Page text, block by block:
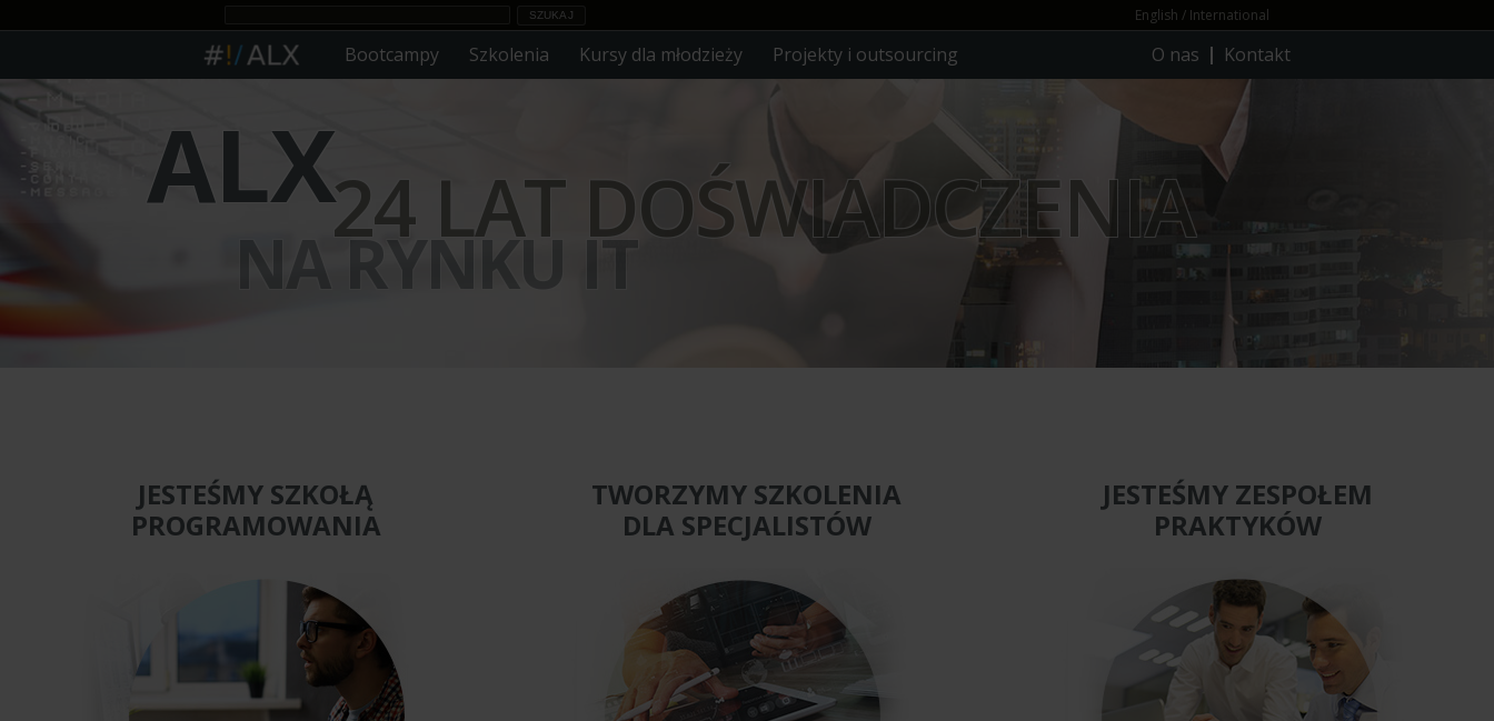
English / International
Bootcampy Szkolenia Kursy dla młodzieży Projekty i outsourcing O nas Kontakt
ALX24 LAT DOŚWIADCZENIA
NA RYNKU IT
JESTEŚMY SZKOŁĄ
PROGRAMOWANIA
TWORZYMY SZKOLENIA
DLA SPECJALISTÓW
JESTEŚMY ZESPOŁEM
PRAKTYKÓW